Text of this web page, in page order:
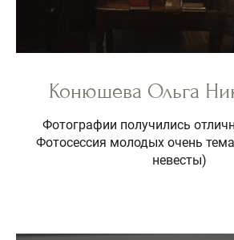
Конюшева Ольга
Фотографии получились
Фотосессия молодых очень
невесты)